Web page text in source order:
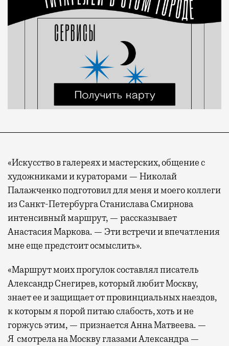
«Искусство в галереях и мастерских, общение с
художниками и кураторами — Николай
Палажченко подготовил для меня и моего коллеги
из Санкт-Петербурга Станислава Смирнова
интенсивный маршрут, — рассказывает
Анастасия Маркова. — Эти встречи и впечатления
мне еще предстоит осмыслить».
«Маршрут моих прогулок составлял писатель
Александр Снегирев, который любит Москву,
знает ее и защищает от провинциальных наездов,
к которым я порой питаю слабость, хоть и не
горжусь этим, — признается Анна Матвеева. —
Я смотрела на Москву глазами Александра —